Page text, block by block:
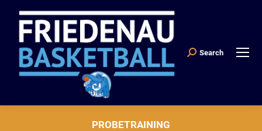
Search:
Search
PROBETRAINING